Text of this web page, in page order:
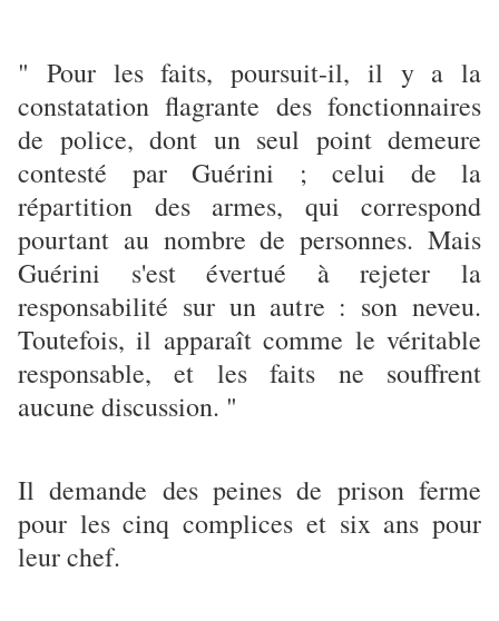
" Pour les faits, poursuit-il, il y a la
constatation flagrante des fonctionnaires
de police, dont un seul point demeure
contesté par Guérini ; celui de la
répartition des armes, qui correspond
pourtant au nombre de personnes. Mais
Guérini s'est évertué à rejeter la
responsabilité sur un autre : son neveu.
Toutefois, il apparaît comme le véritable
responsable, et les faits ne souffrent
aucune discussion. "
Il demande des peines de prison ferme
pour les cinq complices et six ans pour
leur chef.